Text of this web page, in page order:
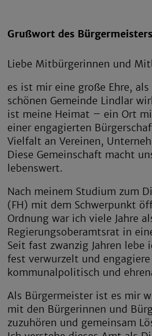
Grußwort des Bürgermeisters
Liebe Mitbürgerinnen und
es ist mir eine große Ehre,
schönen Gemeinde Lindlar
ist meine Heimat – ein Ort
einer engagierten
Vielfalt an Vereinen,
Diese Gemeinschaft macht
lebenswert.
Nach meinem Studium zum
(FH) mit dem Schwerpunkt
Ordnung war ich viele Jahre
Regierungsoberamtsrat in
Seit fast zwanzig Jahren
fest verwurzelt und
kommunalpolitisch und
Als Bürgermeister ist es mir
mit den Bürgerinnen und
zuzuhören und gemeinsam